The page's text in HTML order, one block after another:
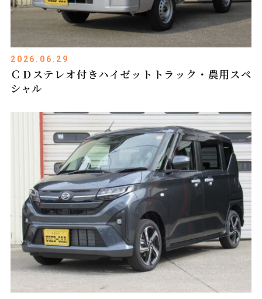
2026.06.29
ＣＤステレオ付きハイゼットトラック・農用スペ
シャル